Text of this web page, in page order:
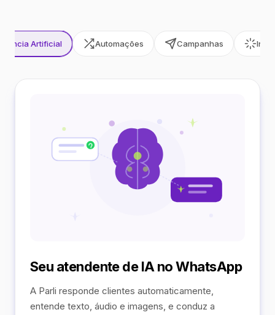
Artificial Automações Campanhas
Seu atendente de IA no WhatsApp
A Parli responde clientes automaticamente,
entende texto, áudio e imagens, e conduz a